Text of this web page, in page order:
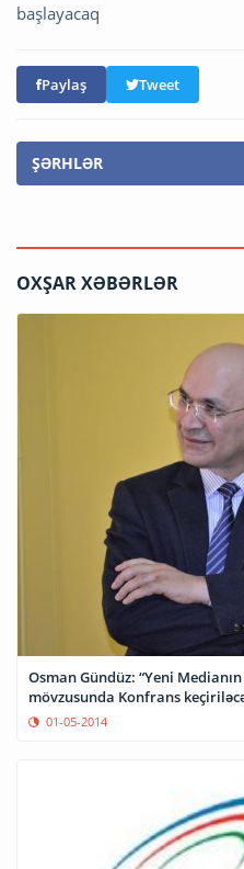
başlayacaq
Paylaş Tweet
ŞƏRHLƏR
OXŞAR XƏBƏRLƏR
Osman Gündüz: “Yeni Medianın inkişaf perspektivləri”
mövzusunda Konfrans
01-05-2014